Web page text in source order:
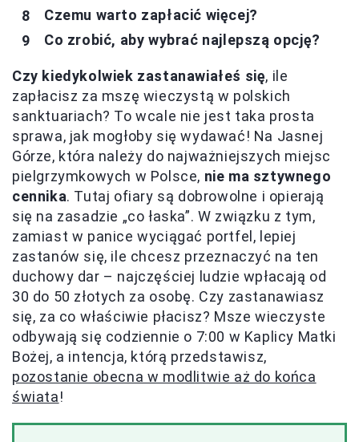
Czemu warto zapłacić więcej?
Co zrobić, aby wybrać najlepszą opcję?
Czy kiedykolwiek zastanawiałeś się, ile
zapłacisz za mszę wieczystą w polskich
sanktuariach? To wcale nie jest taka prosta
sprawa, jak mogłoby się wydawać! Na Jasnej
Górze, która należy do najważniejszych miejsc
pielgrzymkowych w Polsce, nie ma sztywnego
cennika. Tutaj ofiary są dobrowolne i opierają
się na zasadzie „co łaska”. W związku z tym,
zamiast w panice wyciągać portfel, lepiej
zastanów się, ile chcesz przeznaczyć na ten
duchowy dar – najczęściej ludzie wpłacają od
30 do 50 złotych za osobę. Czy zastanawiasz
się, za co właściwie płacisz? Msze wieczyste
odbywają się codziennie o 7:00 w Kaplicy Matki
Bożej, a intencja, którą przedstawisz,
pozostanie obecna w modlitwie aż do końca
świata!